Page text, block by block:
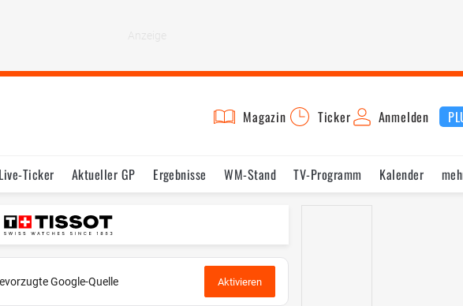
Magazin Ticker Anmelden
Live-Ticker Aktueller GP Ergebnisse WM-Stand TV-Programm
Kalender
Testfahrten Reglement
Google-Quelle Aktivieren